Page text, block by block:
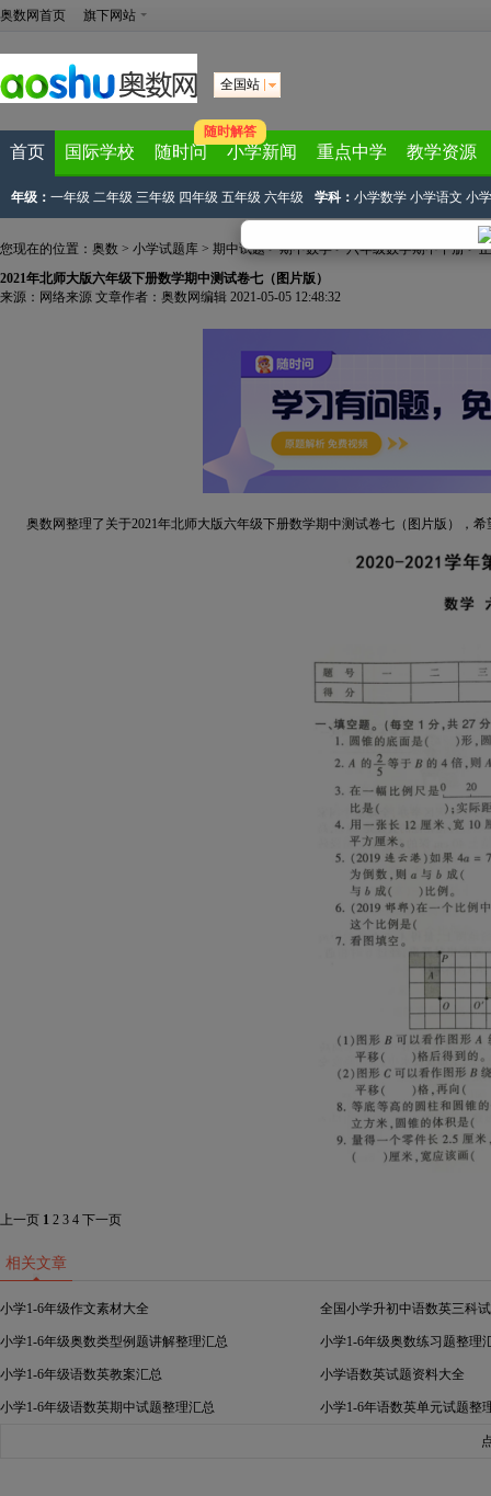
奥数网首页 旗下网站
全国站
首页 国际学校 随时问
随时解答
小学新闻 重点中学 教学资源
年级： 一年级 二年级 三年级 四年级 五年级 六年级 学科： 小学数学 小学语文 小
您现在的位置： 奥数 > 小学试题库 > 期中试题>期中数学>六年级数学期中下册>
2021年北师大版六年级下册数学期中测试卷七（图片版）
来源： 网络来源 文章作者：奥数网编辑 2021-05-05 12:48:32
奥数网整理了关于2021年北师大版六年级下册数学期中测试卷七（图片版），希
上一页 1 2 3 4 下一页
相关文章
小学1-6年级作文素材大全 全国小学升初中语数英三科
小学1-6年级奥数类型例题讲解整理汇总 小学1-6年级奥数练习题整理
小学1-6年级语数英教案汇总 小学语数英试题资料大全
小学1-6年级语数英期中试题整理汇总 小学1-6年语数英单元试题整